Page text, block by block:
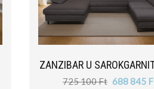
ZANZIBAR U
725 100 Ft 688 845